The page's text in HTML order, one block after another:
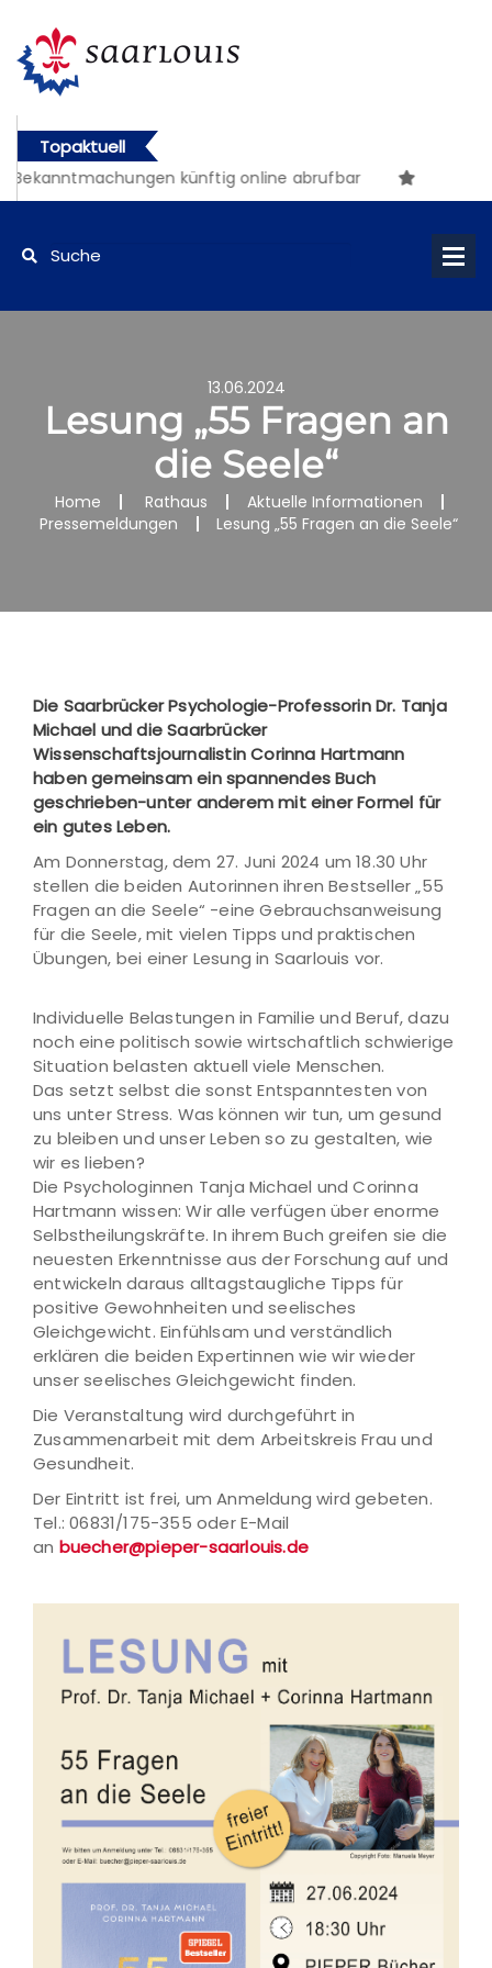
Topaktuell
künftig online abrufbar
13.06.2024
Lesung „55 Fragen an
die Seele“
Home Rathaus
Aktuelle Informationen
Pressemeldungen
Lesung „55 Fragen an die Seele“
Die Saarbrücker Psychologie-Professorin Dr. Tanja
Michael und die Saarbrücker
Wissenschaftsjournalistin Corinna Hartmann
haben gemeinsam ein spannendes Buch
geschrieben-unter anderem mit einer Formel für
ein gutes Leben.
Am Donnerstag, dem 27. Juni 2024 um 18.30 Uhr
stellen die beiden Autorinnen ihren Bestseller „55
Fragen an die Seele“ -eine Gebrauchsanweisung
für die Seele, mit vielen Tipps und praktischen
Übungen, bei einer Lesung in Saarlouis vor.
Individuelle Belastungen in Familie und Beruf, dazu
noch eine politisch sowie wirtschaftlich schwierige
Situation belasten aktuell viele Menschen.
Das setzt selbst die sonst Entspanntesten von
uns unter Stress. Was können wir tun, um gesund
zu bleiben und unser Leben so zu gestalten, wie
wir es lieben?
Die Psychologinnen Tanja Michael und Corinna
Hartmann wissen: Wir alle verfügen über enorme
Selbstheilungskräfte. In ihrem Buch greifen sie die
neuesten Erkenntnisse aus der Forschung auf und
entwickeln daraus alltagstaugliche Tipps für
positive Gewohnheiten und seelisches
Gleichgewicht. Einfühlsam und verständlich
erklären die beiden Expertinnen wie wir wieder
unser seelisches Gleichgewicht finden.
Die Veranstaltung wird durchgeführt in
Zusammenarbeit mit dem Arbeitskreis Frau und
Gesundheit.
Der Eintritt ist frei, um Anmeldung wird gebeten.
Tel.: 06831/175-355 oder E-Mail
an buecher@pieper-saarlouis.de